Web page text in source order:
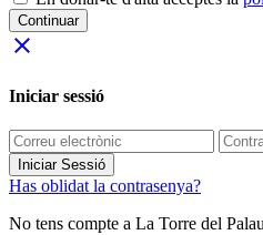
Continuar
close
Iniciar sessió
Iniciar Sessió
Has oblidat la contrasenya?
No tens compte a La Torre del